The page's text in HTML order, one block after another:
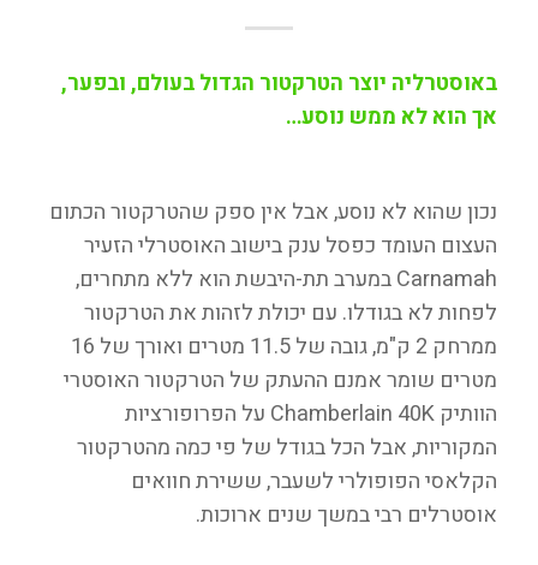
באוסטרליה יוצר הטרקטור הגדול בעולם, ובפער,
אך הוא לא ממש נוסע…
נכון שהוא לא נוסע, אבל אין ספק שהטרקטור הכתום
העצום העומד כפסל ענק בישוב האוסטרלי הזעיר
Carnamah במערב תת-היבשת הוא ללא מתחרים,
לפחות לא בגודלו. עם יכולת לזהות את הטרקטור
ממרחק 2 ק"מ, גובה של 11.5 מטרים ואורך של 16
מטרים שומר אמנם ההעתק של הטרקטור האוסטרי
הוותיק Chamberlain 40K על הפרופורציות
המקוריות, אבל הכל בגודל של פי כמה מהטרקטור
הקלאסי הפופולרי לשעבר, ששירת חוואים
אוסטרלים רבי במשך שנים ארוכות.